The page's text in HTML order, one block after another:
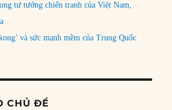
tư tưởng chiến tranh của Việt Nam,
và sức mạnh mềm của Trung Quốc
CHỦ ĐỀ